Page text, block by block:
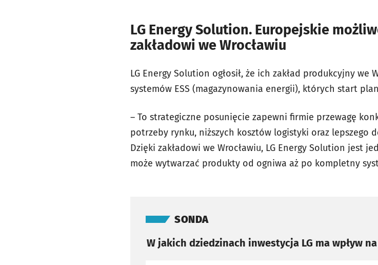
LG Energy Solution. Europejskie
zakładowi we Wrocławiu
LG Energy Solution ogłosił, że ich zakład produkcyjny
systemów ESS (magazynowania energii), których start
– To strategiczne posunięcie zapewni firmie przewagę
potrzeby rynku, niższych kosztów logistyki oraz lepszego
Dzięki zakładowi we Wrocławiu, LG Energy Solution jest
może wytwarzać produkty od ogniwa aż po kompletny
SONDA
W jakich dziedzinach inwestycja LG ma wpływ